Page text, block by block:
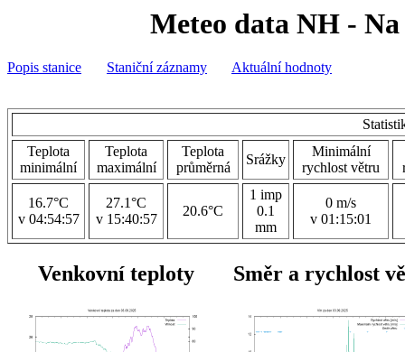
Meteo data NH - Na
Popis stanice Staniční záznamy Aktuální hodnoty
Teplota
minimální
Teplota
maximální
Teplota
průměrná
Srážky
Minimální
rychlost větru
16.7°C
v 04:54:57
27.1°C
v 15:40:57
20.6°C
1 imp
0.1
mm
0 m/s
v 01:15:01
Venkovní teploty Směr a rychlost